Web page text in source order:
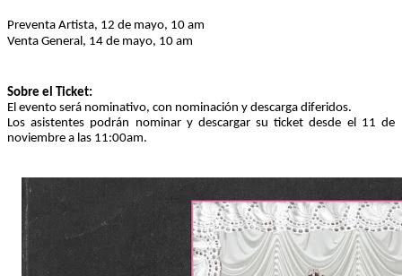
Preventa Artista, 12 de mayo, 10 am
Venta General, 14 de mayo, 10 am
Sobre el Ticket:
El evento será nominativo, con nominación y descarga diferidos.
Los asistentes podrán nominar y descargar su ticket desde el 11 de
noviembre a las 11:00am.